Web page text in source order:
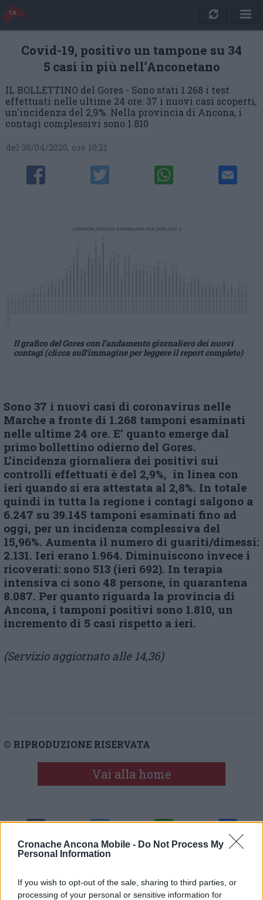
Cronache Ancona Mobile - Do Not Process My
Personal Information
If you wish to opt-out of the sale, sharing to third parties, or
processing of your personal or sensitive information for
Covid-19, positivo un tampone su 34
5 casi in più nell’Anconetano
IL BOLLETTINO del Gores - Sono stati 1.268 i test
effettuati nelle ultime 24 ore: 37 i nuovi casi scoperti,
un'incidenza del 2,9%. Nella provincia di Ancona, i
contagi complessivi sono 1.810
del 30/04/2020, ore 10:21
Il grafico del Gores con l’andamento giornaliero dei nuovi
contagi (clicca sull’immagine per leggere il report completo)
Sono 37 i nuovi casi di coronavirus nelle
Marche a fronte di 1.268 tamponi esaminati
nelle ultime 24 ore. E’ quanto emerge dal
primo bollettino odierno del Gores.
L’incidenza giornaliera dei positivi sui
controlli effettuati è del 2,9%, in linea con
ieri quando si era attestata al 2,8%. In totale
quindi in tutta la regione i contagi salgono a
6.247 su 39.145 tamponi esaminati fino ad
oggi, per un incidenza complessiva del
15,96%. Aumenta il numero di guariti/dimessi:
2.131. Ieri erano 1.964. Diminuiscono invece i
ricoverati: sono 513 (ieri 692). In terapia
intensiva ci sono 48 persone, in quarantena
8.087. Per quanto riguarda la provincia di
Ancona, i tamponi positivi sono 1.810, un
incremento di 5 casi rispetto a ieri.
(Servizio aggiornato alle 14,36)
© RIPRODUZIONE RISERVATA
Vai alla home
Commenti